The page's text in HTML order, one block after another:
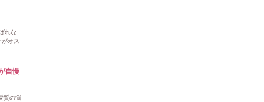
れな
オス
自慢
質の悩